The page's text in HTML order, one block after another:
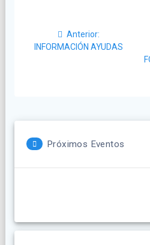
entradas
Anterior:
anterior:
INFORMACIÓN AYUDAS
Próximos Eventos